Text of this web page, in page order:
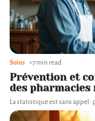
Prévention et
des pharmacies
La statistique est sans appel :
Soins 7 min read